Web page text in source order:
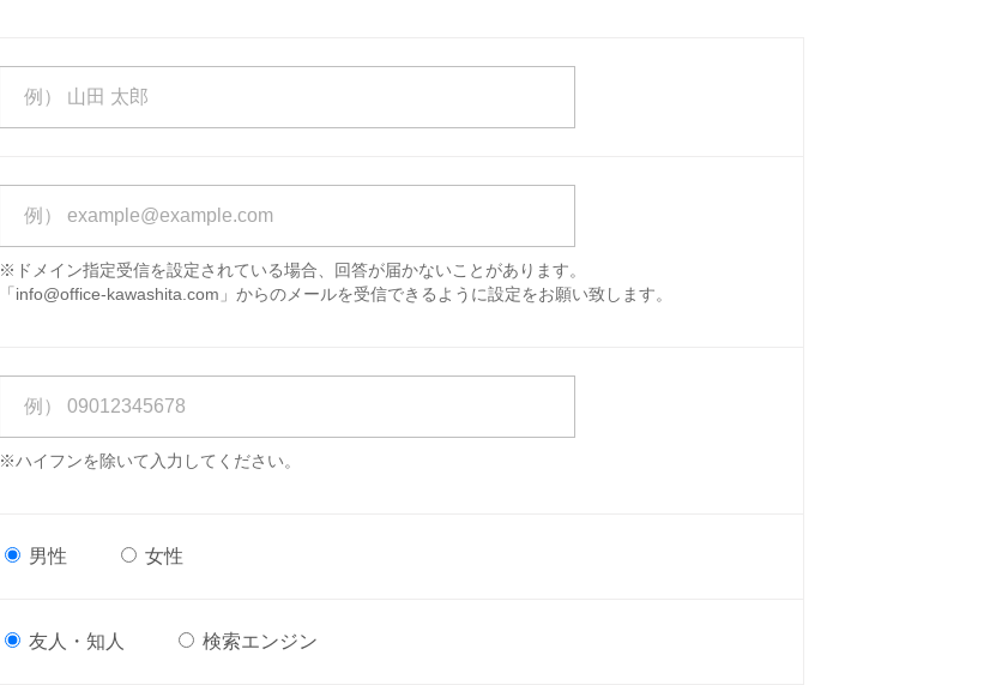
※ドメイン指定受信を設定されている場合、回答が届かないことがあります。
「info@office-kawashita.com」からのメールを受信できるように設定をお願い致します。
※ハイフンを除いて入力してください。
男性 女性
友人・知人 検索エンジン